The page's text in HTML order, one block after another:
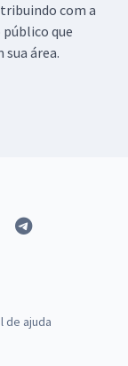
com a
que
área.
de ajuda